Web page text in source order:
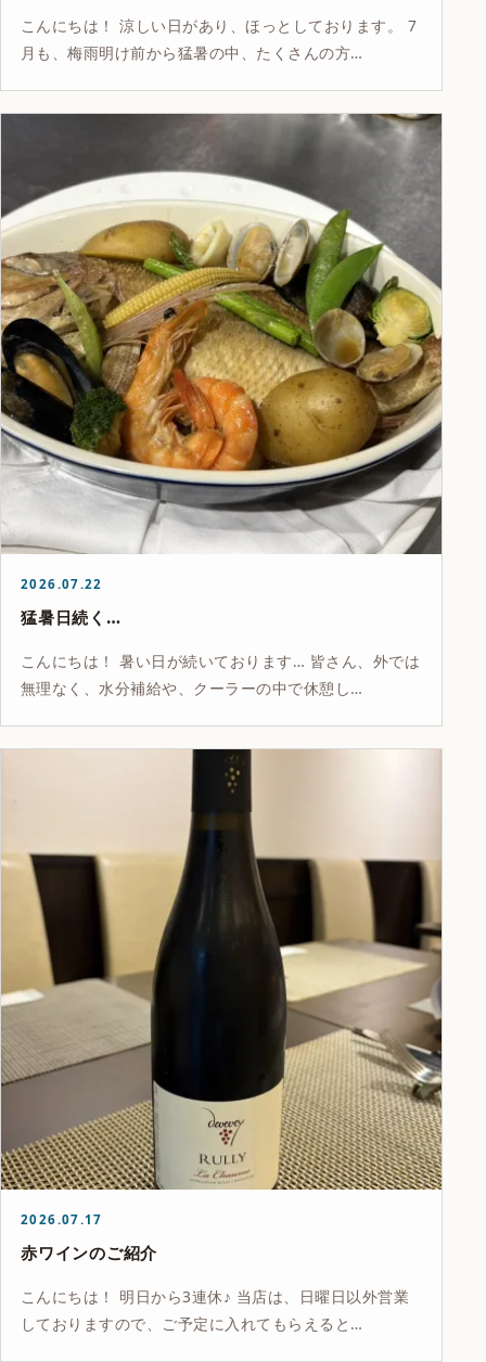
こんにちは！ 涼しい日があり、ほっとしております。 7
月も、梅雨明け前から猛暑の中、たくさんの方…
2026.07.22
猛暑日続く…
こんにちは！ 暑い日が続いております… 皆さん、外では
無理なく、水分補給や、クーラーの中で休憩し…
2026.07.17
赤ワインのご紹介
こんにちは！ 明日から3連休♪ 当店は、日曜日以外営業
しておりますので、ご予定に入れてもらえると…